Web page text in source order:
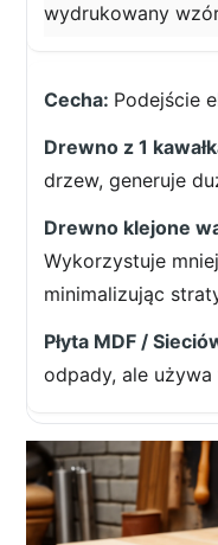
wydrukowany
Podejście
drzew, generuje
Wykorzystuje
minimalizując
odpady, ale